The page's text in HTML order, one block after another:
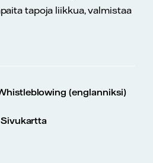
tapoja liikkua, valmistaa
(englanniksi)
Sivukartta